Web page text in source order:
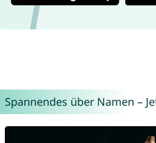
Spannendes über Namen –